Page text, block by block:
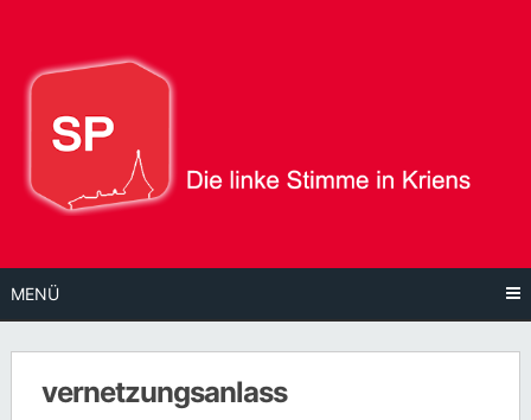
Inhalt
MENÜ
vernetzungsanlass